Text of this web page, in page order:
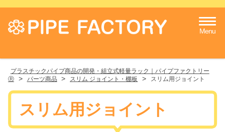
Menu
プラスチックパイプ商品の開発・組立式軽量ラック｜パイプファクトリー
Ⓡ
> パーツ商品 > スリム ジョイント・棚板 > スリム用ジョイント
スリム用ジョイント